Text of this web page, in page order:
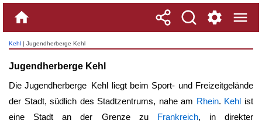
Kehl | Jugendherberge Kehl
Jugendherberge Kehl
DieJugendherberge Kehl liegt beim Sport- und Freizeitgelände
der Stadt, südlich des Stadtzentrums, nahe am Rhein. Kehl ist
eine Stadt an der Grenze zu Frankreich, in direkter